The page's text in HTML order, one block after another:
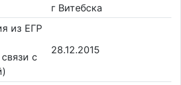
г Витебска
из ЕГР
с
28.12.2015